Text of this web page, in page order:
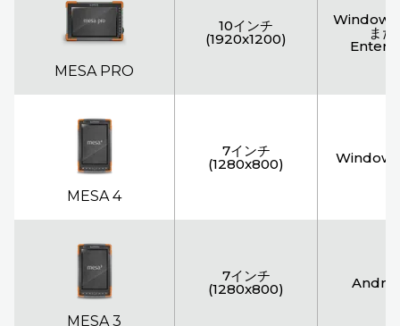
MESA PRO
MESA 4
MESA 3
10インチ
(1920x1200)
Windows
また
7インチ
(1280x800) Windows
7インチ
(1280x800)